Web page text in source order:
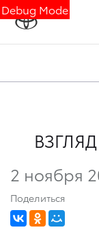
Debug Mode
2 ноября
Поделиться